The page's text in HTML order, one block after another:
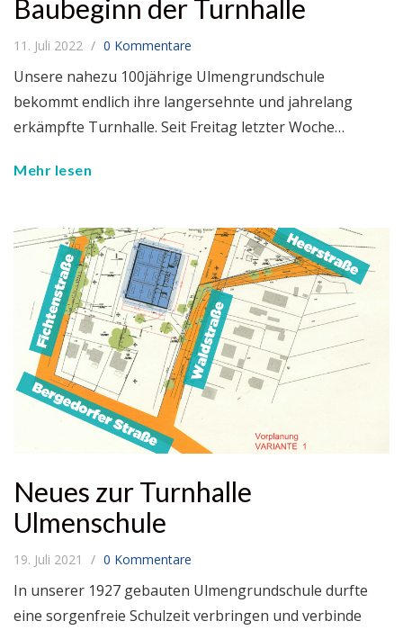
Baubeginn der Turnhalle
11. Juli 2022 0 Kommentare
Unsere nahezu 100jährige Ulmengrundschule
bekommt endlich ihre langersehnte und jahrelang
erkämpfte Turnhalle. Seit Freitag letzter Woche…
Mehr lesen
Neues zur Turnhalle
Ulmenschule
19. Juli 2021 0 Kommentare
In unserer 1927 gebauten Ulmengrundschule durfte
eine sorgenfreie Schulzeit verbringen und verbinde